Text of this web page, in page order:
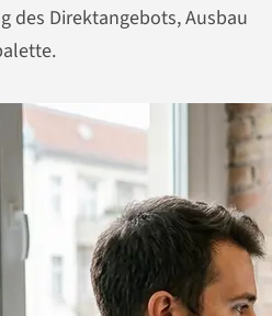
des Direktangebots, Ausbau